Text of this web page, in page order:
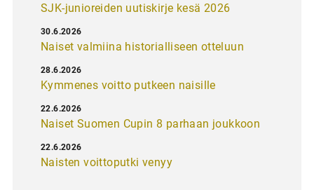
SJK-junioreiden uutiskirje kesä 2026
Naiset valmiina historialliseen otteluun
30.6.2026
Kymmenes voitto putkeen naisille
28.6.2026
Naiset Suomen Cupin 8 parhaan joukkoon
22.6.2026
Naisten voittoputki venyy
22.6.2026